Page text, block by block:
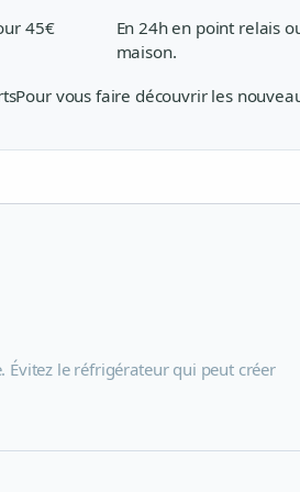
45€
En 24h en point relais
maison.
Pour vous faire découvrir les
Évitez le réfrigérateur qui peut créer